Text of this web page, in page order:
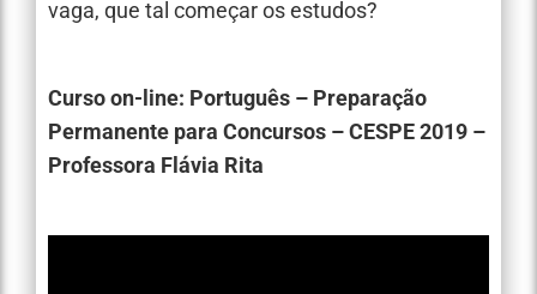
vaga, que tal começar os estudos?
Curso on-line: Português – Preparação
Permanente para Concursos – CESPE 2019 –
Professora Flávia Rita